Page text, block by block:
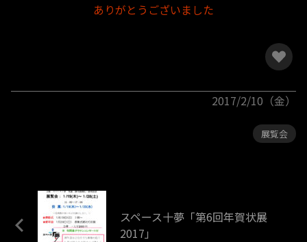
ありがとうございました
2017/2/10（金）
展覧会
スペース十夢「第6回年賀状展
2017」